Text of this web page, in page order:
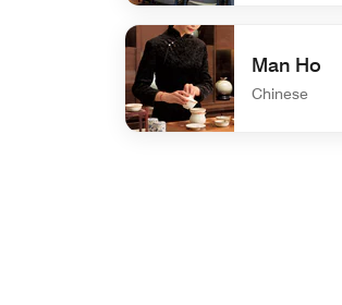
undefined ZING型乐餐厅
Man Ho
Chinese